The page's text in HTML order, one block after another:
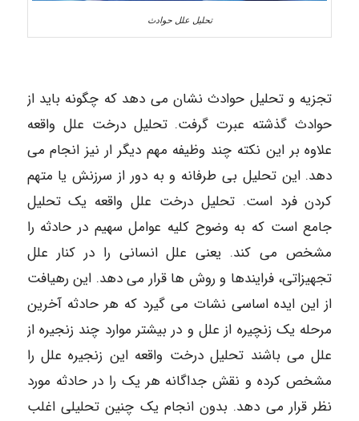
تحلیل علل حوادث
تجزیه و تحلیل حوادث نشان می دهد که چگونه باید از
حوادث گذشته عبرت گرفت. تحلیل درخت علل واقعه
علاوه بر این نکته چند وظیفه مهم دیگر ار نیز انجام می
دهد. این تحلیل بی طرفانه و به دور از سرزنش یا متهم
کردن فرد است. تحلیل درخت علل واقعه یک تحلیل
جامع است که به وضوح کلیه عوامل سهیم در حادثه را
مشخص می کند. یعنی علل انسانی را در کنار علل
تجهیزاتی، فرایندها و روش ها قرار می دهد. این رهیافت
از این ایده اساسی نشات می گیرد که هر حادثه آخرین
مرحله یک زنچیره از علل و در بیشتر موارد چند زنجیره از
علل می باشند تحلیل درخت واقعه این زنجیره علل را
مشخص کرده و نقش جداگانه هر یک را در حادثه مورد
نظر قرار می دهد. بدون انجام یک چنین تحلیلی اغلب